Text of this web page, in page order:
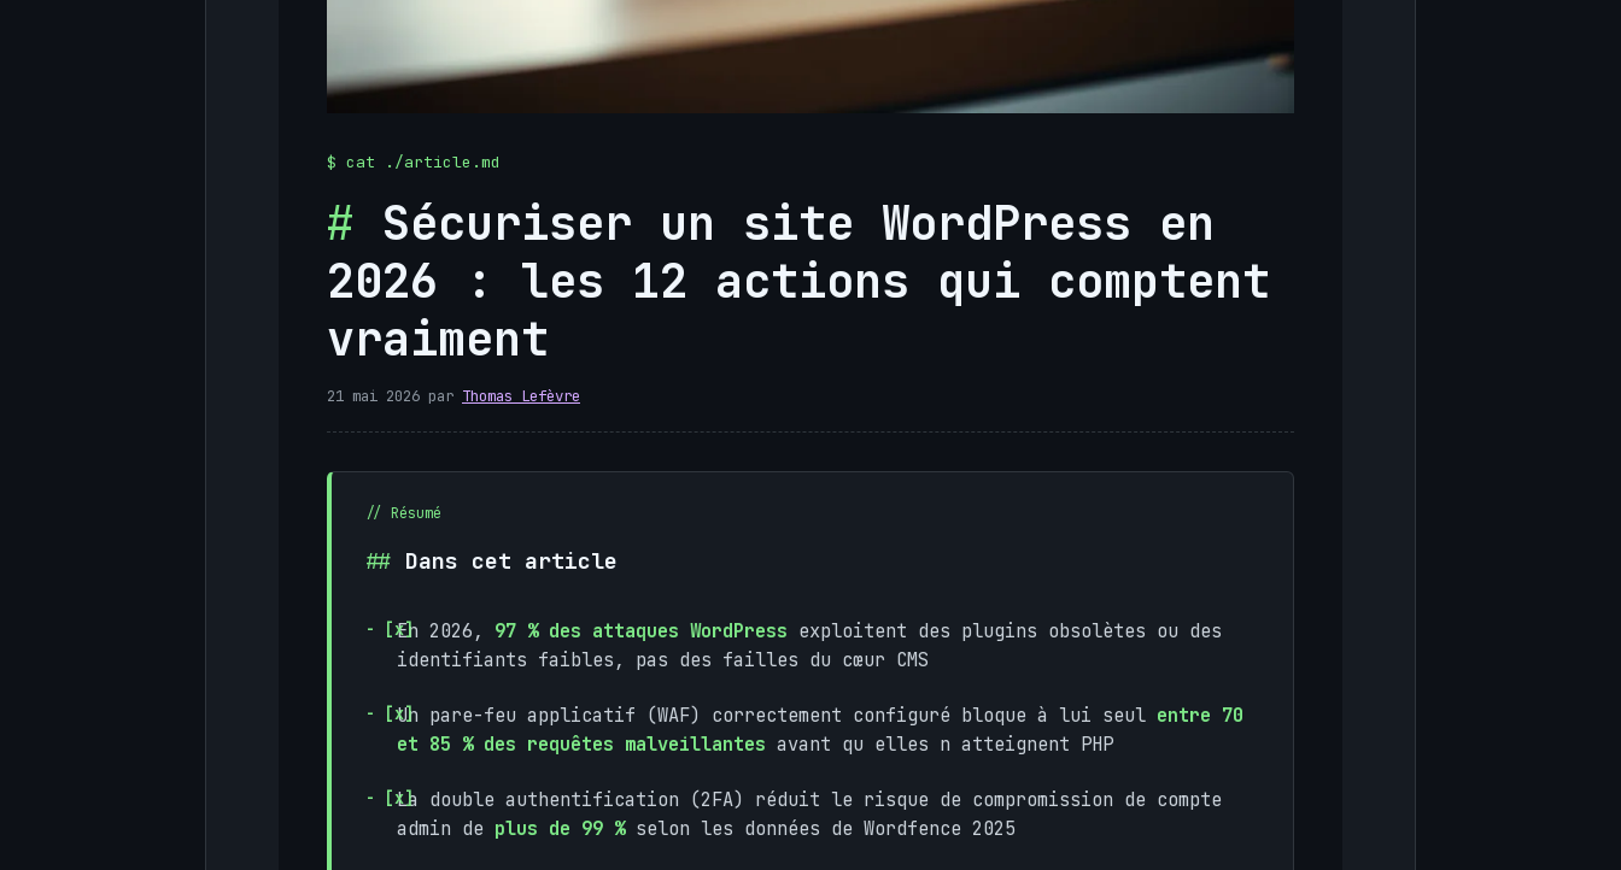
Sécuriser un site WordPress en
2026 : les 12 actions qui comptent
vraiment
21 mai 2026 par Thomas Lefèvre
Dans cet article
En 2026, 97 % des attaques WordPress exploitent des plugins obsolètes ou des
identifiants faibles, pas des failles du cœur CMS
Un pare-feu applicatif (WAF) correctement configuré bloque à lui seul entre 70
et 85 % des requêtes malveillantes avant qu elles n atteignent PHP
La double authentification (2FA) réduit le risque de compromission de compte
admin de plus de 99 %selon les données de Wordfence 2025